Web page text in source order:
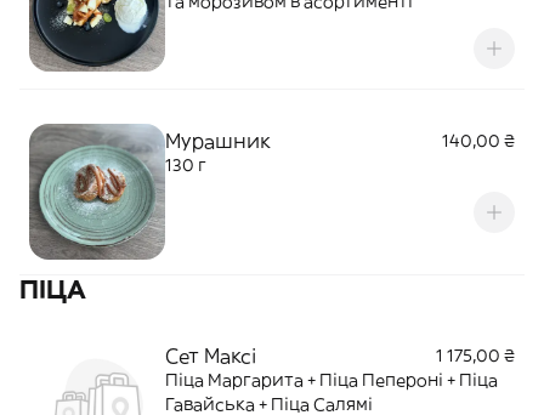
Мурашник
140,00 ₴
130 г
ПІЦА
Сет Максі
1 175,00 ₴
Піца Маргарита + Піца Пепероні + Піца
Гавайська + Піца Салямі